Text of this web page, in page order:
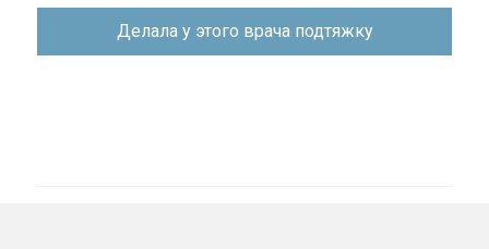
Делала у этого врача подтяжку